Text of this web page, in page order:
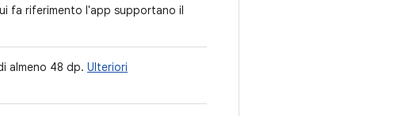
fa riferimento l'app supportano il
almeno 48 dp. Ulteriori